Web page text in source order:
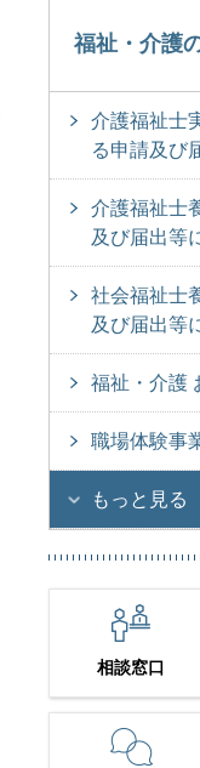
福祉・介護
介護福祉士
る申請及び
介護福祉士
及び届出等
社会福祉士
及び届出等
福祉・介護
職場体験事
もっと見る
相談窓口